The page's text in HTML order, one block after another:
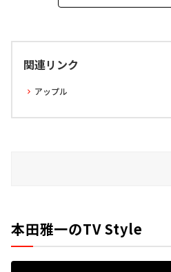
関連リンク
アップル
本田雅一のTV Style